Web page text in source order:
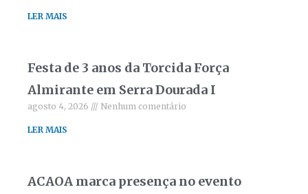
LER MAIS
Festa de 3 anos da Torcida Força
Almirante em Serra Dourada I
agosto 4, 2026 Nenhum comentário
LER MAIS
ACAOA marca presença no evento